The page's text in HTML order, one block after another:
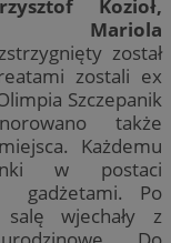
Kozioł,
Mariola
został
zostali ex
Szczepanik
także
Każdemu
w postaci
gadżetami. Po
wjechały z